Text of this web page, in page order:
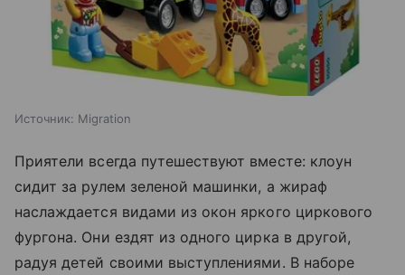
Источник: Migration
Приятели всегда путешествуют вместе: клоун
сидит за рулем зеленой машинки, а жираф
наслаждается видами из окон яркого циркового
фургона. Они ездят из одного цирка в другой,
радуя детей своими выступлениями. В наборе